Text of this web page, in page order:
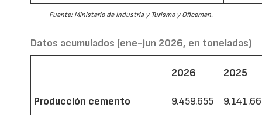
Fuente: Ministerio de Industria y Turismo y Oficemen.
Datos acumulados (ene-jun 2026, en toneladas)
2026 2025
Producción cemento 9.459.655